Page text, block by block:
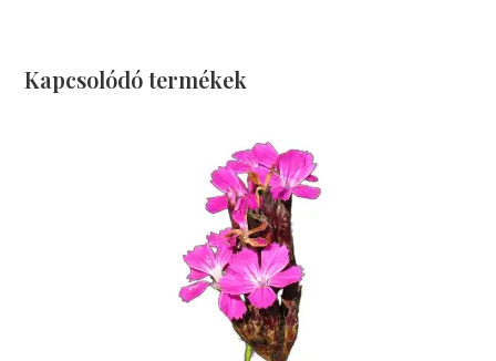
Kapcsolódó termékek